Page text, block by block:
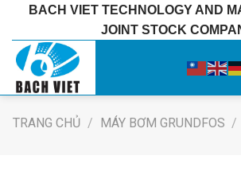
dung
BACH VIET TECHNOLOGY AND
JOINT STOCK
TRANG CHỦ / MÁY BƠM GRUNDFOS /